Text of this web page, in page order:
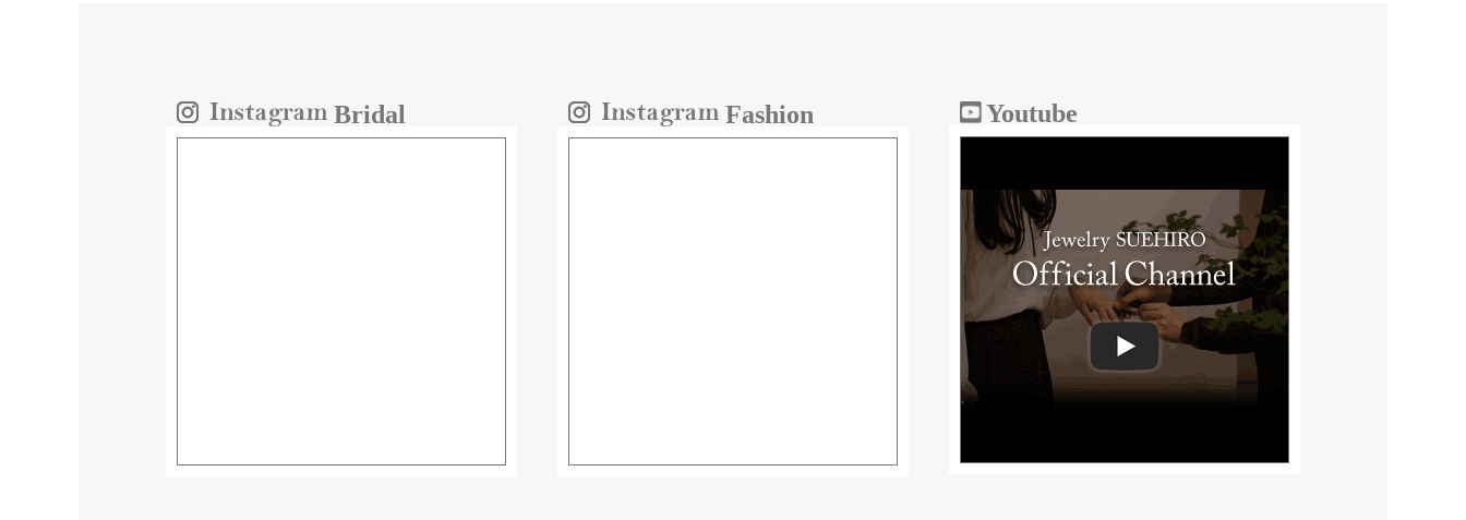
Bridal Fashion Youtube